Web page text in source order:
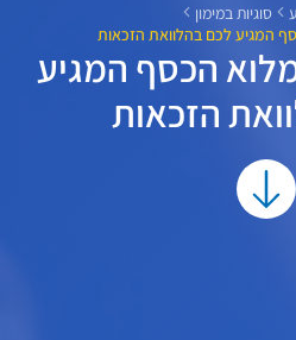
סוגיות במימון
המגיע לכם בהלוואת הזכאות
הכסף המגיע
הזכאות